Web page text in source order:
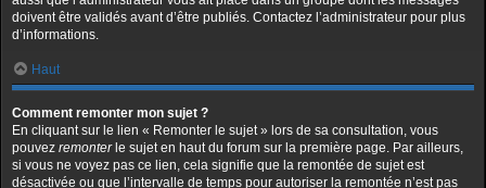
doivent être validés avant d’être publiés. Contactez l’administrateur pour plus
d’informations.
Haut
Comment remonter mon sujet ?
En cliquant sur le lien « Remonter le sujet » lors de sa consultation, vous
pouvez remonterle sujet en haut du forum sur la première page. Par ailleurs,
si vous ne voyez pas ce lien, cela signifie que la remontée de sujet est
désactivée ou que l’intervalle de temps pour autoriser la remontée n’est pas